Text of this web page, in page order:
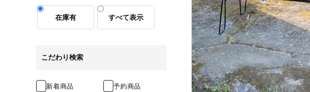
在庫有 すべて表示
こだわり検索
新着商品 予約商品